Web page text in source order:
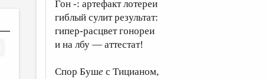
Гон -: артефакт лотереи
гиблый сулит результат:
гипер-расцвет гонореи
и на лбу — аттестат!
Спор Буше с Тицианом,